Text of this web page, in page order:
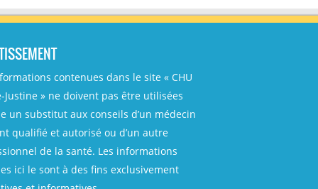
contenues dans le site « CHU
Justine » ne doivent pas être utilisées
un substitut aux conseils d’un médecin
qualifié et autorisé ou d’un autre
de la santé. Les informations
ici le sont à des fins exclusivement